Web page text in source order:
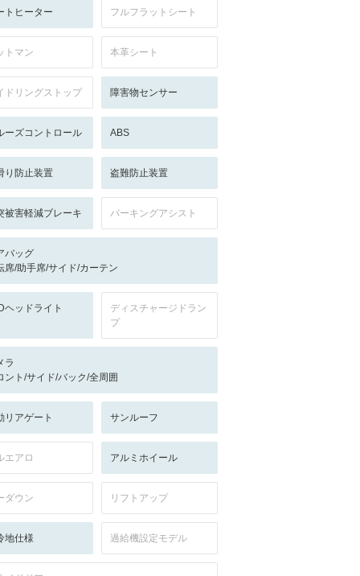
トヒーター フルフラットシート
トマン 本革シート
ドリングストップ 障害物センサー
ーズコントロール ABS
り防止装置 盗難防止装置
被害軽減ブレーキ パーキングアシスト
バッグ
席/助手席/サイド/カーテン
ヘッドライト
ディスチャージドラン
プ
ラ
ント/サイド/バック/全周囲
リアゲート サンルーフ
エアロ アルミホイール
ダウン リフトアップ
地仕様 過給機設定モデル